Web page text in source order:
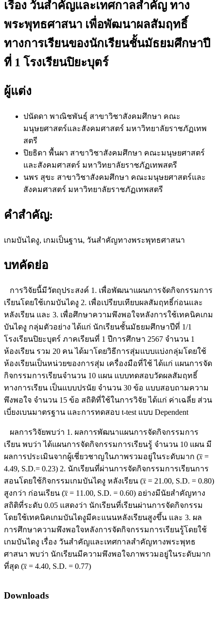
เรื่อง วันสำคัญและเทศกาลสำคัญ ทาง
พระพุทธศาสนา เพื่อพัฒนาผลสัมฤทธิ์
ทางการเรียนของนักเรียนชั้นมัธยมศึกษาปี
ที่ 1 โรงเรียนปิยะบุตร์
ผู้แต่ง
ปนัดดา พาณิชพันธุ์ สาขาวิชาสังคมศึกษา คณะ
มนุษยศาสตร์และสังคมศาสตร์ มหาวิทยาลัยราชภัฏเทพ
สตรี
ปิยธิดา พื้นผา สาขาวิชาสังคมศึกษา คณะมนุษยศาสตร์
และสังคมศาสตร์ มหาวิทยาลัยราชภัฏเทพสตรี
นพร สุขะ สาขาวิชาสังคมศึกษา คณะมนุษยศาสตร์และ
สังคมศาสตร์ มหาวิทยาลัยราชภัฏเทพสตรี
คำสำคัญ:
เกมบันไดงู, เกมเป็นฐาน, วันสำคัญทางพระพุทธศาสนา
บทคัดย่อ
การวิจัยนี้มีวัตถุประสงค์ 1. เพื่อพัฒนาแผนการจัดกิจกรรมการ
เรียนโดยใช้เกมบันไดงู 2. เพื่อเปรียบเทียบผลสัมฤทธิ์ก่อนและ
หลังเรียน และ 3. เพื่อศึกษาความพึงพอใจหลังการใช้เทคนิคเกม
บันไดงู กลุ่มตัวอย่าง ได้แก่ นักเรียนชั้นมัธยมศึกษาปีที่ 1/1
โรงเรียนปิยะบุตร์ ภาคเรียนที่ 1 ปีการศึกษา 2567 จำนวน 1
ห้องเรียน รวม 20 คน ได้มาโดยวิธีการสุ่มแบบแบ่งกลุ่มโดยใช้
ห้องเรียนเป็นหน่วยของการสุ่ม เครื่องมือที่ใช้ ได้แก่ แผนการจัด
กิจกรรมการเรียนจำนวน 10 แผน แบบทดสอบวัดผลสัมฤทธิ์
ทางการเรียน เป็นแบบปรนัย จำนวน 30 ข้อ แบบสอบถามความ
พึงพอใจ จำนวน 15 ข้อ สถิติที่ใช้ในการวิจัย ได้แก่ ค่าเฉลี่ย ส่วน
เบี่ยงเบนมาตรฐาน และการทดสอบ t-test แบบ Dependent
ผลการวิจัยพบว่า 1. ผลการพัฒนาแผนการจัดกิจกรรมการ
เรียน พบว่า ได้แผนการจัดกิจกรรมการเรียนรู้ จำนวน 10 แผน มี
ผลการประเมินจากผู้เชี่ยวชาญในภาพรวมอยู่ในระดับมาก (𝑥̅ =
4.49, S.D.= 0.23) 2. นักเรียนที่ผ่านการจัดกิจกรรมการเรียนการ
สอนโดยใช้กิจกรรมเกมบันไดงู หลังเรียน (𝑥̅ = 21.00, S.D. = 0.80)
สูงกว่า ก่อนเรียน (𝑥̅ = 11.00, S.D. = 0.60) อย่างมีนัยสำคัญทาง
สถิติที่ระดับ 0.05 แสดงว่า นักเรียนที่เรียนผ่านการจัดกิจกรรม
โดยใช้เทคนิคเกมบันไดงูมีคะแนนหลังเรียนสูงขึ้น และ 3. ผล
การศึกษาความพึงพอใจหลังการจัดกิจกรรมการเรียนรู้โดยใช้
เกมบันไดงู เรื่อง วันสำคัญและเทศกาลสำคัญทางพระพุทธ
ศาสนา พบว่า นักเรียนมีความพึงพอใจภาพรวมอยู่ในระดับมาก
ที่สุด (𝑥̅ = 4.40, S.D. = 0.77)
Downloads